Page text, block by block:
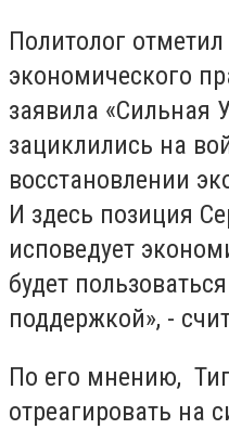
Политолог
экономического
заявила «Сильная
зациклились на
восстановлении
И здесь позиция
исповедует
будет
поддержкой», -
По его мнению,
отреагировать на